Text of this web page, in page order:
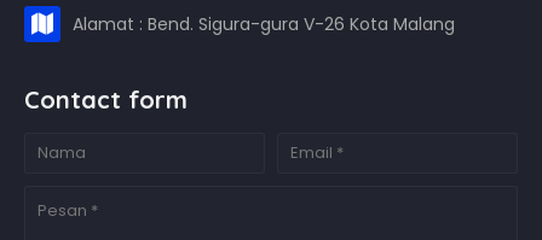
Alamat : Bend. Sigura-gura V-26 Kota Malang
Contact form